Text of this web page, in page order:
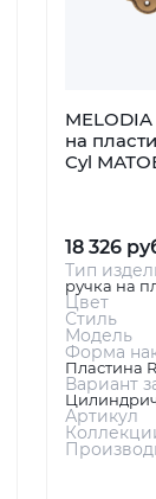
на
Cyl
18 326
Тип
ручка на
Цвет
Стиль
Модель
Форма
Пластина
Вариант
Артикул